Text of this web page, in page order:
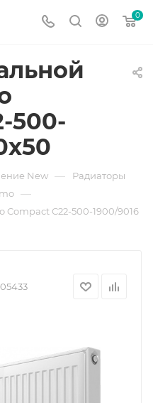
0
500-
New — Радиаторы
—
Compact C22-500-1900/9016